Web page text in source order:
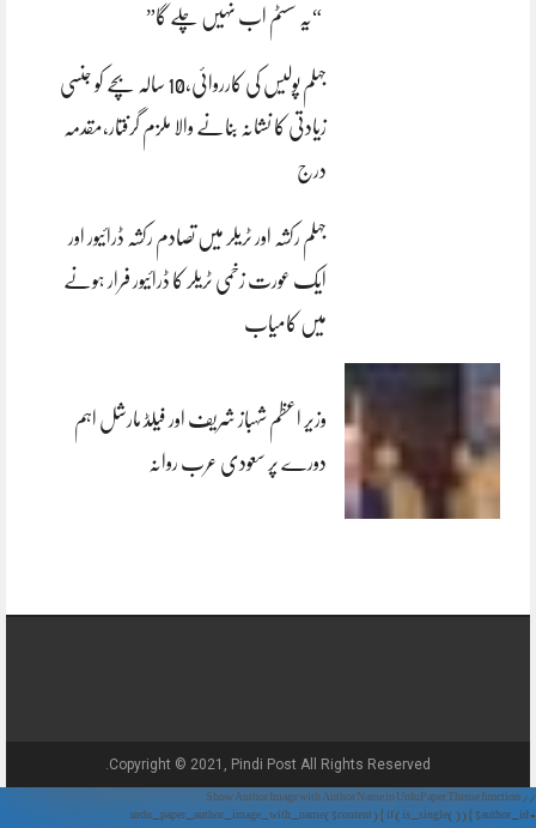
“یہ سسٹم اب نہیں چلے گا”
جہلم پولیس کی کارروائی،10 سالہ بچے کو جنسی
زیادتی کا نشانہ بنانے والا ملزم گرفتار،مقدمہ
درج
جہلم رکشہ اور ٹریلر میں تصادم رکشہ ڈرائیور اور
ایک عورت زخمی ٹریلر کا ڈرائیور فرار ہونے
میں کامیاب
وزیر اعظم شہباز شریف اور فیلڈ مارشل اہم
دورے پر سعودی عرب روانہ
Copyright © 2021, Pindi Post All Rights Reserved.
// Show Author Image with Author Name in UrduPaper Theme function
urdu_paper_author_image_with_name($content) { if (is_single()) { $author_id =